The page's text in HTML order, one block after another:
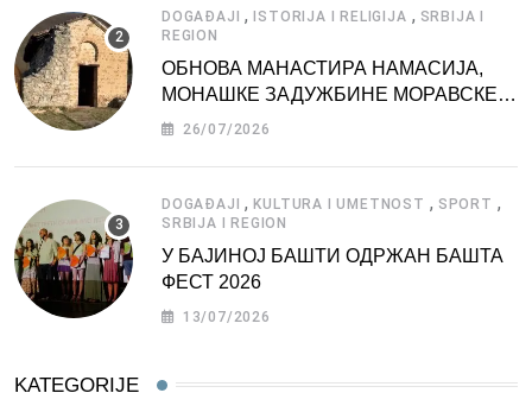
DOGAĐAJI ,ISTORIJA I RELIGIJA , SRBIJA I
REGION
ОБНОВА МАНАСТИРА НАМАСИЈА,
МОНАШКЕ ЗАДУЖБИНЕ МОРАВСКЕ
СРБИЈЕ
26/07/2026
DOGAĐAJI ,KULTURA I UMETNOST , SPORT ,
SRBIJA I REGION
У БАЈИНОЈ БАШТИ ОДРЖАН БАШТА
ФЕСТ 2026
13/07/2026
KATEGORIJE